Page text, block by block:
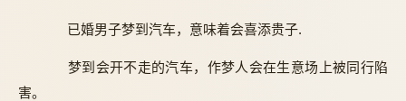
已婚男子梦到汽车，意味着会喜添贵子.
梦到会开不走的汽车，作梦人会在生意场上被同行陷
害。